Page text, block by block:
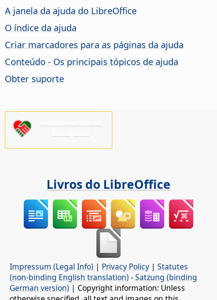
A janela da ajuda do LibreOffice
O índice da ajuda
Criar marcadores para as páginas da ajuda
Conteúdo - Os principais tópicos de ajuda
Obter suporte
Livros do LibreOffice
Impressum (Legal Info) | Privacy Policy | Statutes
(non-binding English translation) -Satzung (binding
German version) | Copyright information: Unless